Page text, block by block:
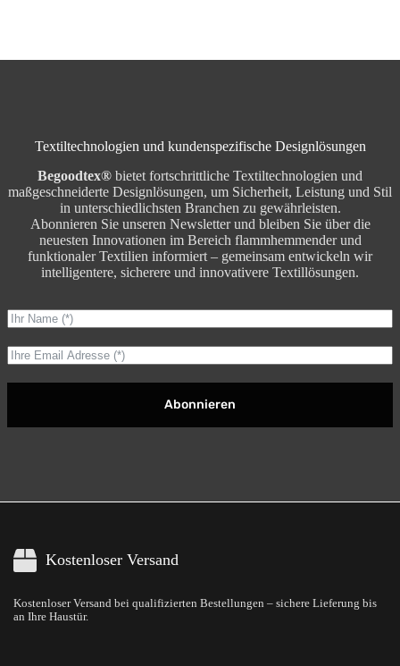
Textiltechnologien und kundenspezifische Designlösungen
Begoodtex® bietet fortschrittliche Textiltechnologien und
maßgeschneiderte Designlösungen, um Sicherheit, Leistung und Stil
in unterschiedlichsten Branchen zu gewährleisten.
Abonnieren Sie unseren Newsletter und bleiben Sie über die
neuesten Innovationen im Bereich flammhemmender und
funktionaler Textilien informiert – gemeinsam entwickeln wir
intelligentere, sicherere und innovativere Textillösungen.
Abonnieren
Kostenloser Versand
Kostenloser Versand bei qualifizierten Bestellungen – sichere Lieferung bis
an Ihre Haustür.